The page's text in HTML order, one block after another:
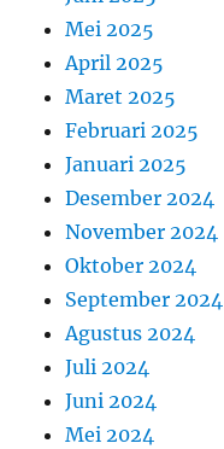
Mei 2025
April 2025
Maret 2025
Februari 2025
Januari 2025
Desember 2024
November 2024
Oktober 2024
September 2024
Agustus 2024
Juli 2024
Juni 2024
Mei 2024